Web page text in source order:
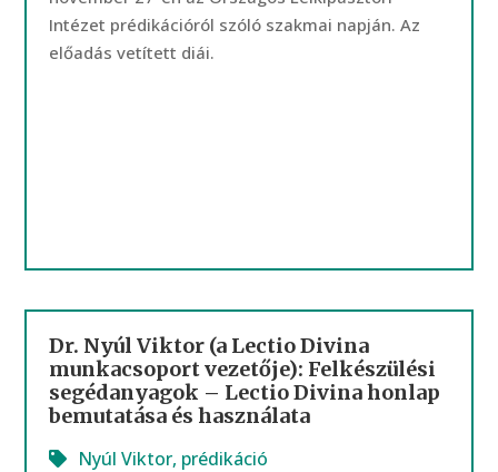
Intézet prédikációról szóló szakmai napján. Az
előadás vetített diái.
Dr. Nyúl Viktor (a Lectio Divina
munkacsoport vezetője): Felkészülési
segédanyagok – Lectio Divina honlap
bemutatása és használata
Nyúl Viktor, prédikáció